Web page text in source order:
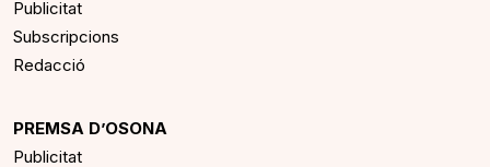
Publicitat
Subscripcions
Redacció
PREMSA D’OSONA
Publicitat